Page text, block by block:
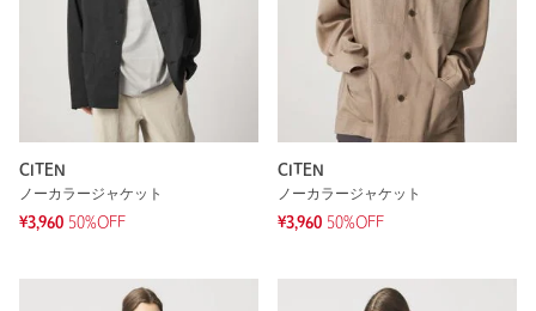
CITEN
ノーカラージャケット
¥3,960 50%OFF
CITEN
ノーカラージャケット
¥3,960 50%OFF